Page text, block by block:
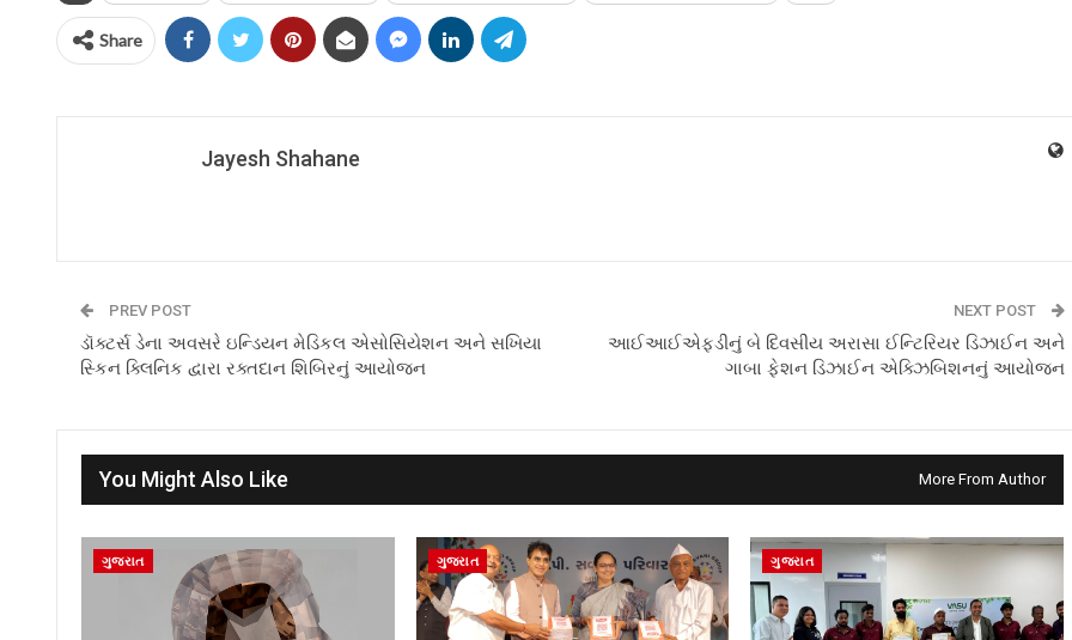
Share
Jayesh Shahane
PREV POST
ડૉક્ટર્સ ડેના અવસરે ઇન્ડિયન મેડિકલ એસોસિયેશન અને સખિયા
સ્કિન ક્લિનિક દ્વારા રક્તદાન શિબિરનું આયોજન
NEXT POST
આઈઆઈએફડીનું બે દિવસીય અરાસા ઈન્ટિરિયર ડિઝાઈન અને
ગાબા ફેશન ડિઝાઈન એક્ઝિબિશનનું આયોજન
You Might Also Like More From Author
ગુજરાત ગુજરાત ગુજરાત